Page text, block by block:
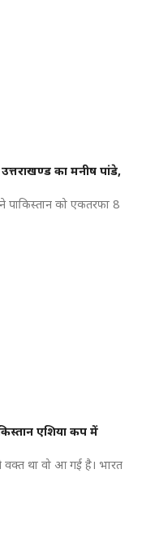
का मनीष पांडे,
पाकिस्तान को एकतरफा 8
एशिया कप में
वक्त था वो आ गई है। भारत